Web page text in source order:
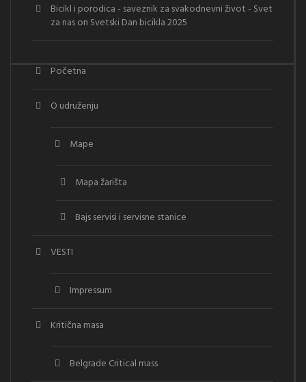
Bicikl i porodica - saveznik za svakodnevni život - Svet
za nason Svetski Dan bicikla 2025
Početna
O udruženju
Mape
Mapa žarišta
Bajs servisi i servisne stanice
VESTI
Impressum
Kritična masa
Belgrade Critical mass